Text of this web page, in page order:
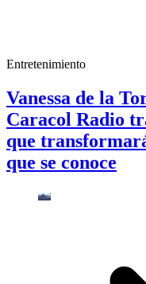
Entretenimiento
Vanessa de la
Caracol Radio
que
que se conoce